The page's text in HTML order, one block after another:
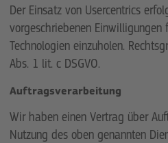
Der Einsatz von Usercentrics
vorgeschriebenen
Technologien einzuholen.
Abs. 1 lit. c DSGVO.
Auftragsverarbeitung
Wir haben einen Vertrag über
Nutzung des oben genannten